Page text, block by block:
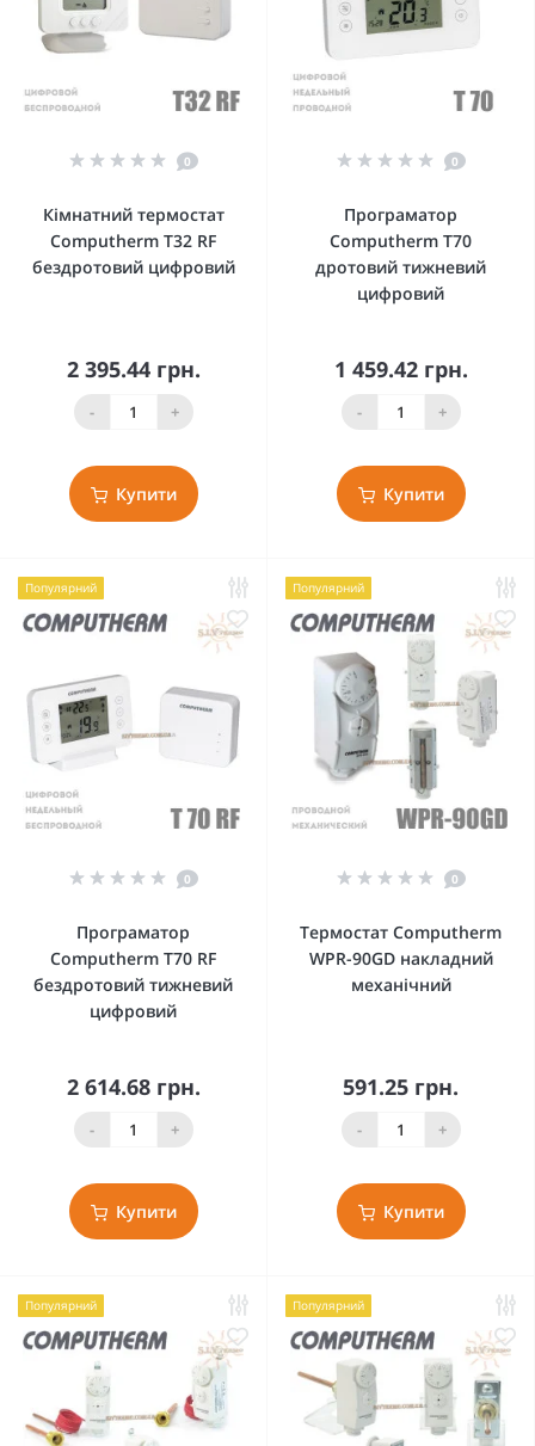
0
Кімнатний термостат
Computherm T32 RF
бездротовий цифровий
2 395.44 грн.
- +
Купити
0
Програматор
Computherm T70
дротовий тижневий
цифровий
1 459.42 грн.
- +
Купити
Популярний
0
Програматор
Computherm T70 RF
бездротовий тижневий
цифровий
2 614.68 грн.
- +
Купити
Популярний
0
Термостат Computherm
WPR-90GD накладний
механічний
591.25 грн.
- +
Купити
Популярний Популярний